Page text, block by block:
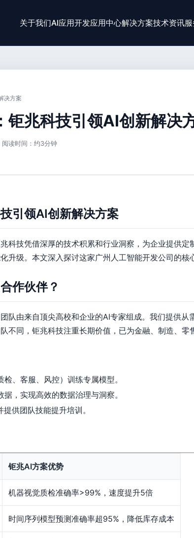
关于我们AI应用开发应用中心解决方案技术资讯
决方案
钜兆科技引领AI创新解决
阅读时间：约3分钟
引领AI创新解决方案
科技凭借深厚的技术积累和行业洞察，为企业提供
升级。本文深入探讨这家广州人工智能开发公司的核
作伙伴？
团队由来自顶尖高校和企业的AI专家组成。我们提供
不同，钜兆科技注重长期价值，已为金融、制造、零
检、客服、风控）训练专属模型。
据，实现高效的数据治理与洞察。
供团队技能提升培训。
钜兆AI方案优势
机器视觉质检准确率>99%，速度提升5倍
时间序列模型预测准确率超95%，降低库存成本